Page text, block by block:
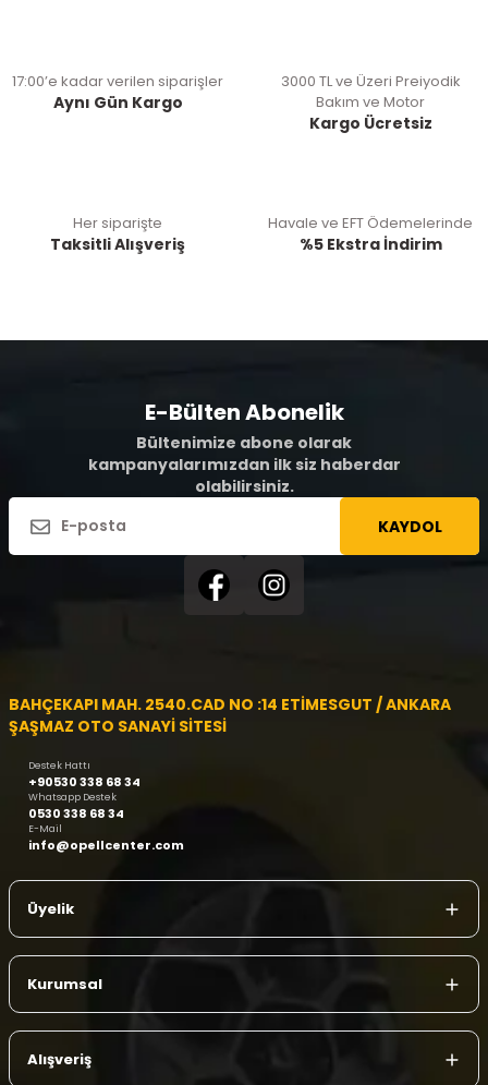
17:00’e kadar verilen siparişler
Aynı Gün Kargo
3000 TL ve Üzeri Preiyodik
Bakım ve Motor
Kargo Ücretsiz
Her siparişte
Taksitli Alışveriş
Havale ve EFT Ödemelerinde
%5 Ekstra İndirim
E-Bülten Abonelik
Bültenimize abone olarak
kampanyalarımızdan ilk siz haberdar
olabilirsiniz.
KAYDOL
BAHÇEKAPI MAH. 2540.CAD NO :14 ETİMESGUT / ANKARA
ŞAŞMAZ OTO SANAYİ SİTESİ
Destek Hattı
+90530 338 68 34
Whatsapp Destek
0530 338 68 34
E-Mail
info@opellcenter.com
Üyelik
Kurumsal
Alışveriş